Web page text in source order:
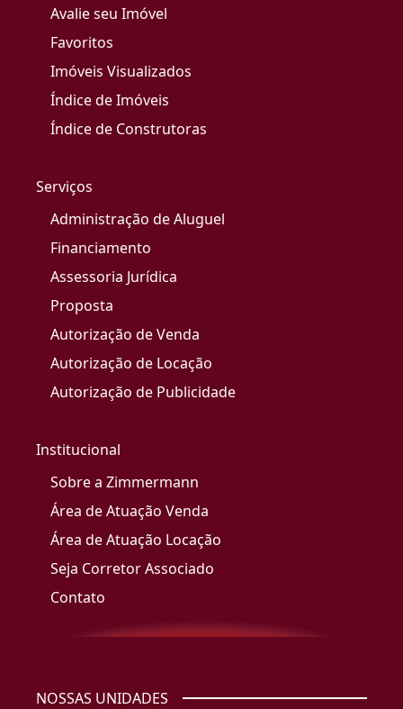
Avalie seu Imóvel
Favoritos
Imóveis Visualizados
Índice de Imóveis
Índice de Construtoras
Serviços
Administração de Aluguel
Financiamento
Assessoria Jurídica
Proposta
Autorização de Venda
Autorização de Locação
Autorização de Publicidade
Institucional
Sobre a Zimmermann
Área de Atuação Venda
Área de Atuação Locação
Seja Corretor Associado
Contato
NOSSAS UNIDADES